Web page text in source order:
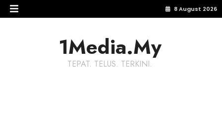
8 August 2026
1Media.My
TEPAT. TELUS. TERKINI.